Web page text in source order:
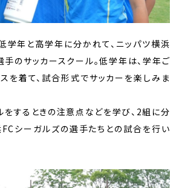
学年と高学年に分かれて、ニッパツ横浜
のサッカースクール。低学年は、学年ご
を着て、試合形式でサッカーを楽しみま
をするときの注意点などを学び、2組に分
シーガルズの選手たちとの試合を行い